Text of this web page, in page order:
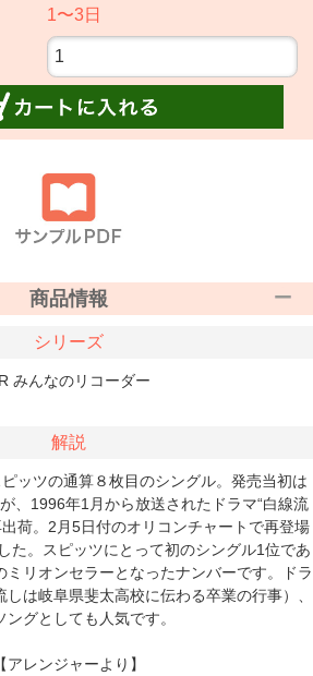
1〜3日
商品情報
シリーズ
みんなのリコーダー
解説
ッツの通算８枚目のシングル。発売当初は
、1996年1月から放送されたドラマ“白線流
荷。2月5日付のオリコンチャートで再登場
た。スピッツにとって初のシングル1位であ
ミリオンセラーとなったナンバーです。ドラ
は岐阜県斐太高校に伝わる卒業の行事）、
ングとしても人気です。
【アレンジャーより】